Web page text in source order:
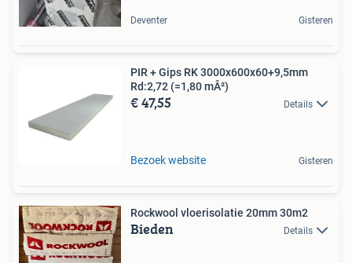
Deventer Gisteren
PIR + Gips RK 3000x600x60+9,5mm
Rd:2,72 (=1,80 mÂ²)
€ 47,55 Details
Bezoek website Gisteren
Rockwool vloerisolatie 20mm 30m2
Bieden Details